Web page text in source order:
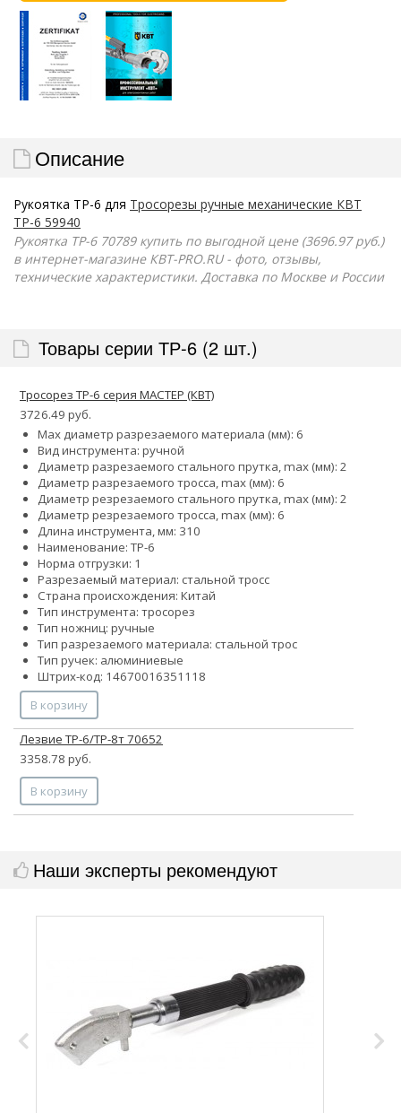
Описание
Рукоятка ТР-6 для Тросорезы ручные механические КВТ
ТР-6 59940
Рукоятка ТР-6 70789 купить по выгодной цене (3696.97 руб.)
в интернет-магазине КВТ-PRO.RU - фото, отзывы,
технические характеристики. Доставка по Москве и России
Товары серии ТР-6 (2 шт.)
Тросорез ТР-6 серия МАСТЕР (КВТ)
3726.49 руб.
Max диаметр разрезаемого материала (мм): 6
Вид инструмента: ручной
Диаметр разрезаемого стального прутка, max (мм): 2
Диаметр разрезаемого тросса, max (мм): 6
Диаметр резрезаемого стального прутка, max (мм): 2
Диаметр резрезаемого тросса, max (мм): 6
Длина инструмента, мм: 310
Наименование: ТР-6
Норма отгрузки: 1
Разрезаемый материал: стальной тросс
Страна происхождения: Китай
Тип инструмента: тросорез
Тип ножниц: ручные
Тип разрезаемого материала: стальной трос
Тип ручек: алюминиевые
Штрих-код: 14670016351118
В корзину
Лезвие ТР-6/ТР-8т 70652
3358.78 руб.
В корзину
Наши эксперты рекомендуют